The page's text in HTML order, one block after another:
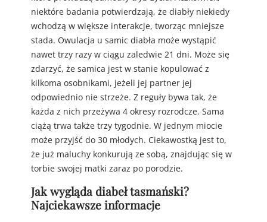
niektóre badania potwierdzają, że diabły niekiedy
wchodzą w większe interakcje, tworząc mniejsze
stada. Owulacja u samic diabła może wystąpić
nawet trzy razy w ciągu zaledwie 21 dni. Może się
zdarzyć, że samica jest w stanie kopulować z
kilkoma osobnikami, jeżeli jej partner jej
odpowiednio nie strzeże. Z reguły bywa tak, że
każda z nich przeżywa 4 okresy rozrodcze. Sama
ciążą trwa także trzy tygodnie. W jednym miocie
może przyjść do 30 młodych. Ciekawostką jest to,
że już maluchy konkurują ze sobą, znajdując się w
torbie swojej matki zaraz po porodzie.
Jak wygląda diabeł tasmański?
Najciekawsze informacje